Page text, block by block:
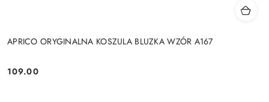
APRICO ORYGINALNA KOSZULA BLUZKA WZÓR A167
Cena:
109.00